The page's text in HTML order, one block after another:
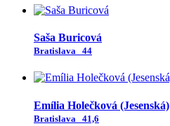
Saša Buricová
Bratislava 44
Emília Holečková (Jesenská)
Bratislava 41,6